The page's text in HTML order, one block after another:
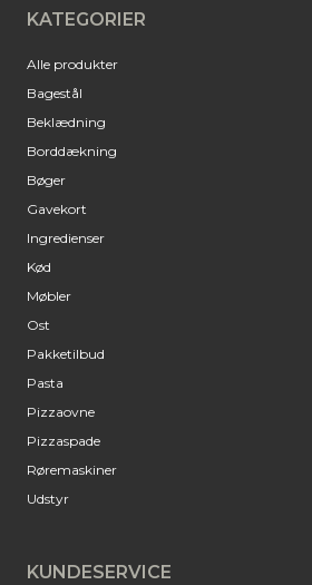
KATEGORIER
Alle produkter
Bagestål
Beklædning
Borddækning
Bøger
Gavekort
Ingredienser
Kød
Møbler
Ost
Pakketilbud
Pasta
Pizzaovne
Pizzaspade
Røremaskiner
Udstyr
KUNDESERVICE